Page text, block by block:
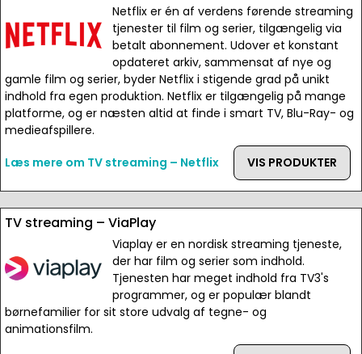
Netflix er én af verdens førende streaming
tjenester til film og serier, tilgængelig via
betalt abonnement. Udover et konstant
opdateret arkiv, sammensat af nye og
gamle film og serier, byder Netflix i stigende grad på unikt
indhold fra egen produktion. Netflix er tilgængelig på mange
platforme, og er næsten altid at finde i smart TV, Blu-Ray- og
medieafspillere.
Læs mere om TV streaming – Netflix
VIS PRODUKTER
TV streaming – ViaPlay
Viaplay er en nordisk streaming tjeneste,
der har film og serier som indhold.
Tjenesten har meget indhold fra TV3's
programmer, og er populær blandt
børnefamilier for sit store udvalg af tegne- og
animationsfilm.